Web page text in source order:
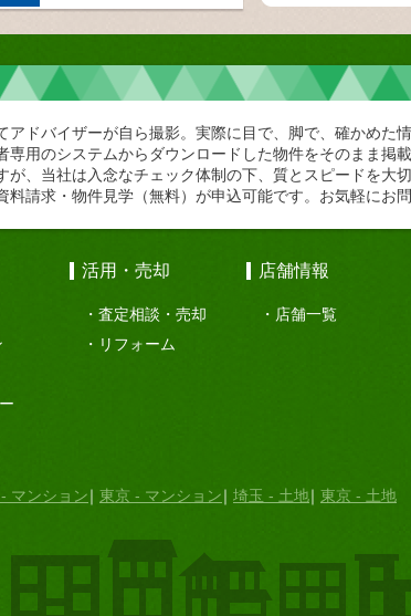
アドバイザーが自ら撮影。実際に目で、脚で、確かめた
専用のシステムからダウンロードした物件をそのまま掲
が、当社は入念なチェック体制の下、質とスピードを大
料請求・物件見学（無料）が申込可能です。お気軽にお
活用・売却
査定相談・売却
リフォーム
店舗情報
店舗一覧
マンション 東京 - マンション 埼玉 - 土地 東京 - 土地